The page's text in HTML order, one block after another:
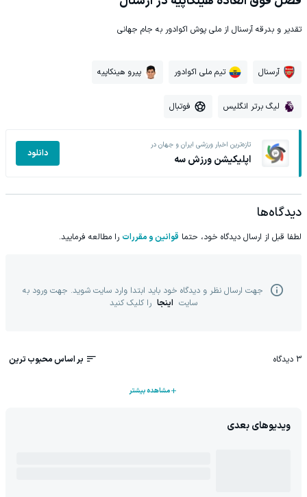
تقدیر و بدرقه آرسنال از ملی پوش اکوادور به جام جهانی
آرسنال تیم ملی اکوادور پیرو هینکاپیه
لیگ برتر انگلیس فوتبال
تازه‌ترین اخبار ورزشی ایران و جهان در
اپلیکیشن ورزش سه دانلود
دیدگاه‌ها
لطفا قبل از ارسال دیدگاه خود، حتما قوانین و مقررات را مطالعه فرمایید.
جهت ارسال نظر و دیدگاه خود باید ابتدا وارد سایت شوید. جهت ورود به
سایت اینجا را کلیک کنید
3 دیدگاه بر اساس محبوب ترین
مشاهده بیشتر
ویدیوهای بعدی